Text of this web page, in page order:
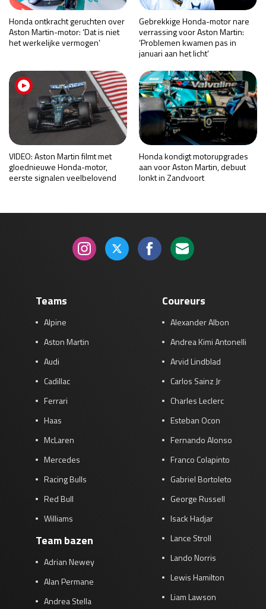
Honda ontkracht geruchten over
Aston Martin-motor: ‘Dat is niet
het werkelijke vermogen’
Gebrekkige Honda-motor nare
verrassing voor Aston Martin:
‘Problemen kwamen pas in
januari aan het licht’
VIDEO: Aston Martin filmt met
gloednieuwe Honda-motor,
eerste signalen veelbelovend
Honda kondigt motorupgrades
aan voor Aston Martin, debuut
lonkt in Zandvoort
Teams
Alpine
Aston Martin
Audi
Cadillac
Ferrari
Haas
McLaren
Mercedes
Racing Bulls
Red Bull
Williams
Team bazen
Adrian Newey
Alan Permane
Andrea Stella
Coureurs
Alexander Albon
Andrea Kimi Antonelli
Arvid Lindblad
Carlos Sainz Jr
Charles Leclerc
Esteban Ocon
Fernando Alonso
Franco Colapinto
Gabriel Bortoleto
George Russell
Isack Hadjar
Lance Stroll
Lando Norris
Lewis Hamilton
Liam Lawson